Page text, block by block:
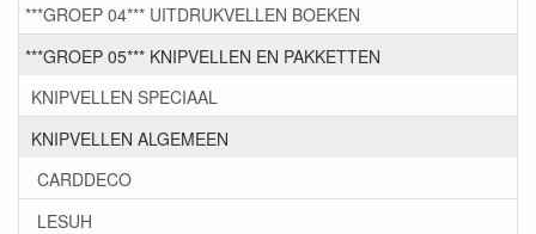
***GROEP 04*** UITDRUKVELLEN BOEKEN
***GROEP 05*** KNIPVELLEN EN PAKKETTEN
KNIPVELLEN SPECIAAL
KNIPVELLEN ALGEMEEN
CARDDECO
LESUH